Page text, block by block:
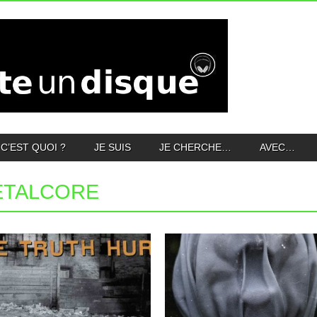
QUOI ? JE SUIS JE CHERCHE… AVEC…
PRO-PAIN : THE TRUTH
Meskill n’est peut-être pas le mec le
charismatique au...
10.12.17
THE FACELESS : IN
BECOMING A GHOST
Dans la famille death metal technique à
tendance prog, je demande...